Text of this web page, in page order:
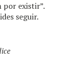
por existir”.
seguir.